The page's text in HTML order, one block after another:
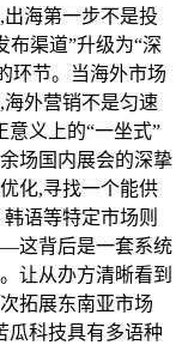
海第一步不是投
布渠道”升级为“深
环节。当海外市场
外营销不是匀速
意义上的“一坐式”
场国内展会的深挚
化,寻找一个能供
语等特定市场则
这背后是一套系统
让从办方清晰看到
拓展东南亚市场
瓜科技具有多语种